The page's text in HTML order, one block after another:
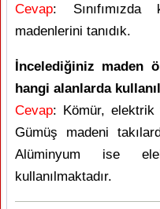
Cevap: Sınıfımızda
madenlerini tanıdık.
İncelediğiniz maden
hangi alanlarda
Cevap: Kömür, elektrik
Gümüş madeni
Alüminyum ise
kullanılmaktadır.